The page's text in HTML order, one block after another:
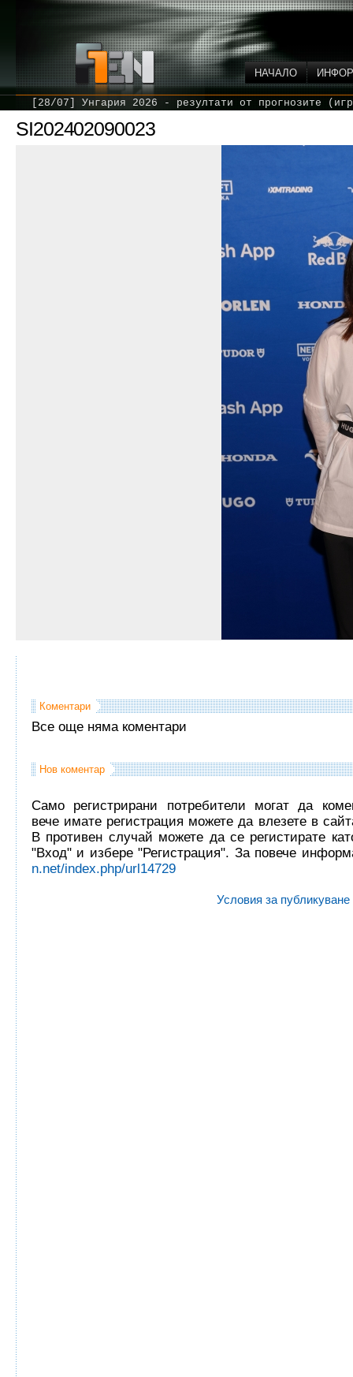
НАЧАЛО
[28/07] Унгария 2026 - резултати от прогнозите
SI202402090023
Коментари
Все още няма коментари
Нов коментар
Само регистрирани потребители могат да
вече имате регистрация можете да влезете в
В противен случай можете да се регистирате
"Вход" и избере "Регистрация". За повече
n.net/index.php/url14729
Условия за